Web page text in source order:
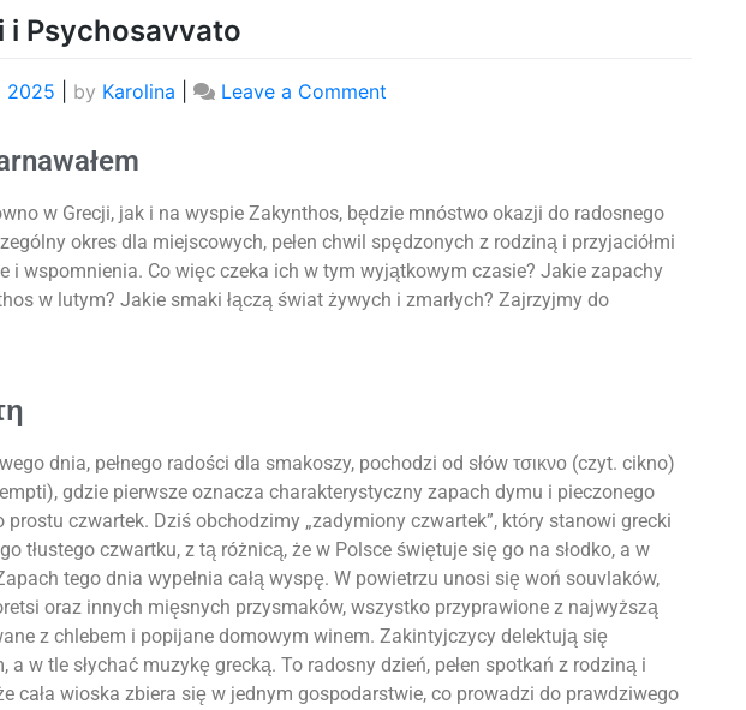
i Psychosavvato
2025 by Karolina Leave a Comment
w Grecji, jak i na wyspie Zakynthos, będzie mnóstwo okazji do radosnego
okres dla miejscowych, pełen chwil spędzonych z rodziną i przyjaciółmi
i wspomnienia. Co więc czeka ich w tym wyjątkowym czasie? Jakie zapachy
w lutym? Jakie smaki łączą świat żywych i zmarłych? Zajrzyjmy do
dnia, pełnego radości dla smakoszy, pochodzi od słów τσικνο (czyt. cikno)
gdzie pierwsze oznacza charakterystyczny zapach dymu i pieczonego
prostu czwartek. Dziś obchodzimy „zadymiony czwartek”, który stanowi grecki
tłustego czwartku, z tą różnicą, że w Polsce świętuje się go na słodko, a w
tego dnia wypełnia całą wyspę. W powietrzu unosi się woń souvlaków,
oraz innych mięsnych przysmaków, wszystko przyprawione z najwyższą
z chlebem i popijane domowym winem. Zakintyjczycy delektują się
w tle słychać muzykę grecką. To radosny dzień, pełen spotkań z rodziną i
cała wioska zbiera się w jednym gospodarstwie, co prowadzi do prawdziwego